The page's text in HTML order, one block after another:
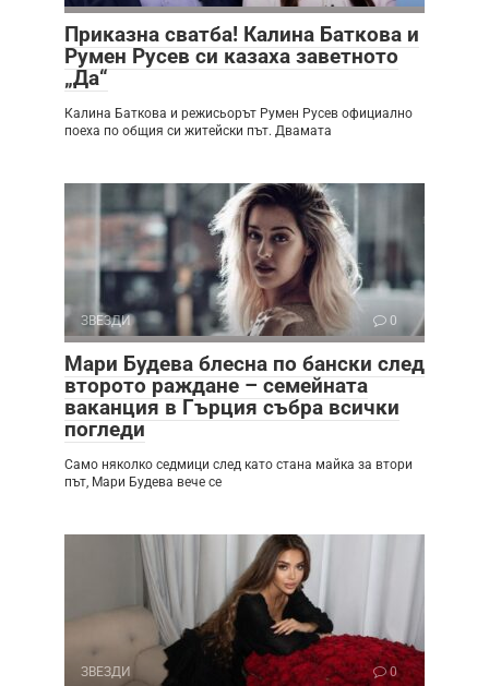
Приказна сватба! Калина Баткова и
Румен Русев си казаха заветното
„Да“
Калина Баткова и режисьорът Румен Русев официално
поеха по общия си житейски път. Двамата
ЗВЕЗДИ 0
Мари Будева блесна по бански след
второто раждане – семейната
ваканция в Гърция събра всички
погледи
Само няколко седмици след като стана майка за втори
път, Мари Будева вече се
ЗВЕЗДИ 0